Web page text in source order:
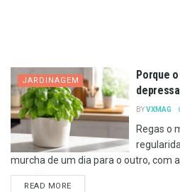
JARDINAGEM
Porque
BYVXMAG
Regas o
murcha de um dia para o outro, com
READ MOREDETAILS